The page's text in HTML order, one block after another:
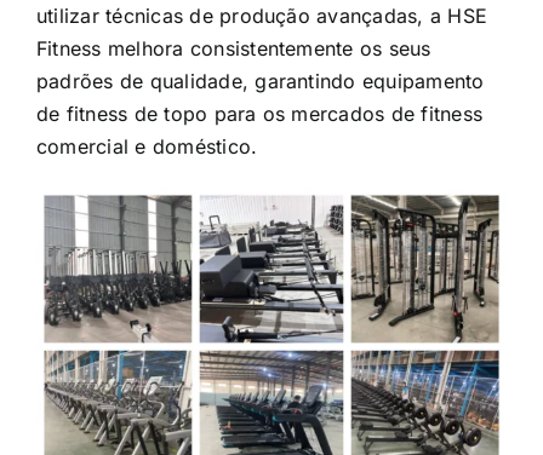
Fitness melhora consistentemente os seus
padrões de qualidade, garantindo equipamento
de fitness de topo para os mercados de fitness
comercial e doméstico.